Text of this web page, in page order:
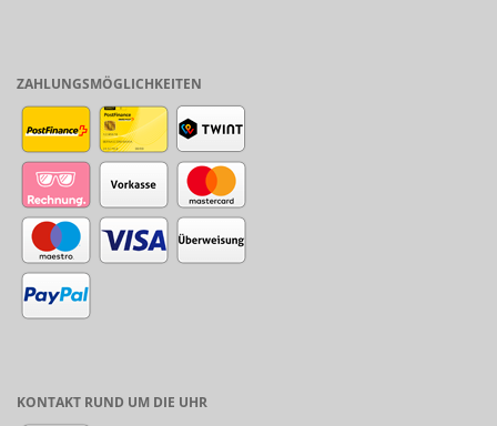
ZAHLUNGSMÖGLICHKEITEN
KONTAKT RUND UM DIE UHR